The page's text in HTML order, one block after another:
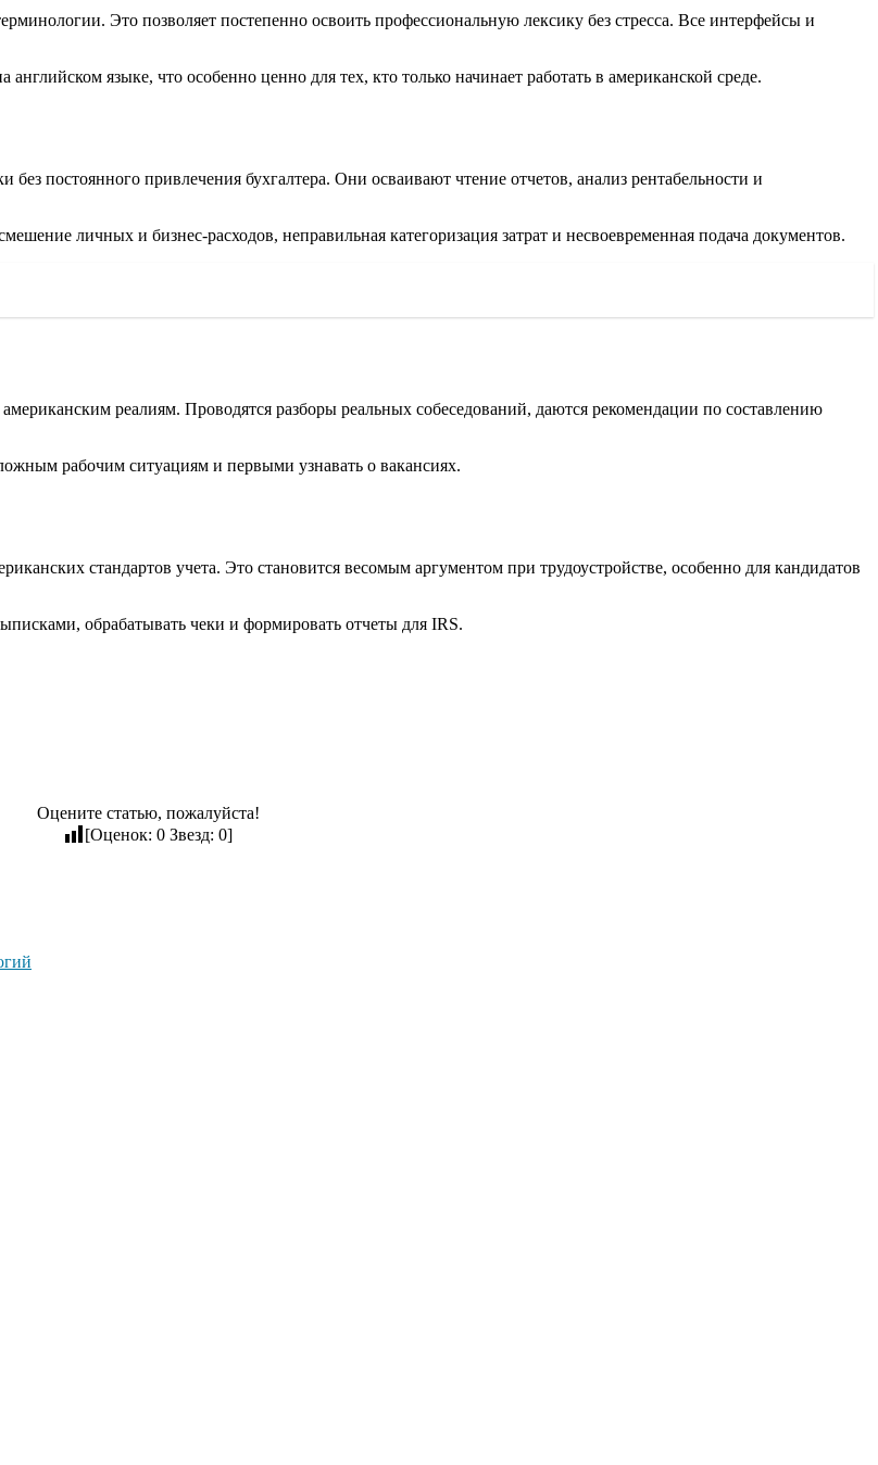
Это позволяет постепенно освоить профессиональную лексику без стресса. Все интерфейсы и
языке, что особенно ценно для тех, кто только начинает работать в американской среде.
постоянного привлечения бухгалтера. Они осваивают чтение отчетов, анализ рентабельности и
личных и бизнес-расходов, неправильная категоризация затрат и несвоевременная подача документов.
реалиям. Проводятся разборы реальных собеседований, даются рекомендации по составлению
рабочим ситуациям и первыми узнавать о вакансиях.
стандартов учета. Это становится весомым аргументом при трудоустройстве, особенно для кандидатов
обрабатывать чеки и формировать отчеты для IRS.
Оцените статью, пожалуйста!
[Оценок: 0 Звезд: 0]